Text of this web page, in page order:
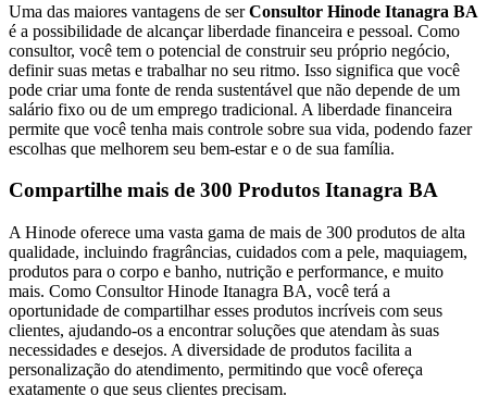
Uma das maiores vantagens de serConsultor Hinode Itanagra BA
é a possibilidade de alcançar liberdade financeira e pessoal. Como
consultor, você tem o potencial de construir seu próprio negócio,
definir suas metas e trabalhar no seu ritmo. Isso significa que você
pode criar uma fonte de renda sustentável que não depende de um
salário fixo ou de um emprego tradicional. A liberdade financeira
permite que você tenha mais controle sobre sua vida, podendo fazer
escolhas que melhorem seu bem-estar e o de sua família.
Compartilhe mais de 300 Produtos Itanagra BA
A Hinode oferece uma vasta gama de mais de 300 produtos de alta
qualidade, incluindo fragrâncias, cuidados com a pele, maquiagem,
produtos para o corpo e banho, nutrição e performance, e muito
mais. Como Consultor Hinode Itanagra BA, você terá a
oportunidade de compartilhar esses produtos incríveis com seus
clientes, ajudando-os a encontrar soluções que atendam às suas
necessidades e desejos. A diversidade de produtos facilita a
personalização do atendimento, permitindo que você ofereça
exatamente o que seus clientes precisam.